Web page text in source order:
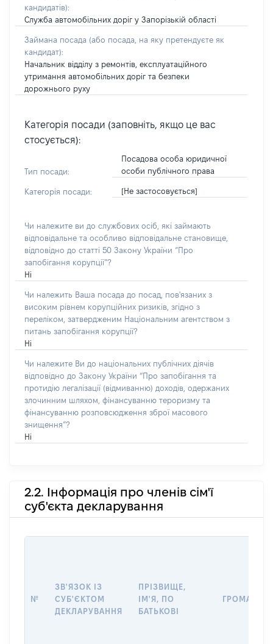
кандидатів):
Служба автомобільних доріг у Запорізькій області
Займана посада (або посада, на яку претендуєте як
кандидат):
Начальник відділу з ремонтів, експлуатаційного
утримання автомобільних доріг та безпеки
дорожнього руху
Категорія посади (заповніть, якщо це вас
стосується):
Тип посади:
Посадова особа юридичної
особи публічного права
Категорія посади: [Не застосовується]
Чи належите ви до службових осіб, які займають
відповідальне та особливо відповідальне становище,
відповідно до статті 50 Закону України “Про
запобігання корупції”?
Ні
Чи належить Ваша посада до посад, пов'язаних з
високим рівнем корупційних ризиків, згідно з
переліком, затвердженим Національним агентством з
питань запобігання корупції?
Ні
Чи належите Ви до національних публічних діячів
відповідно до Закону України “Про запобігання та
протидію легалізації (відмиванню) доходів, одержаних
злочинним шляхом, фінансуванню тероризму та
фінансуванню розповсюдження зброї масового
знищення”?
Ні
2.2. Інформація про членів сім'ї
суб'єкта декларування
№
ЗВ'ЯЗОК ІЗ
СУБ'ЄКТОМ
ДЕКЛАРУВАННЯ
ПРІЗВИЩЕ,
ІМ'Я, ПО
БАТЬКОВІ